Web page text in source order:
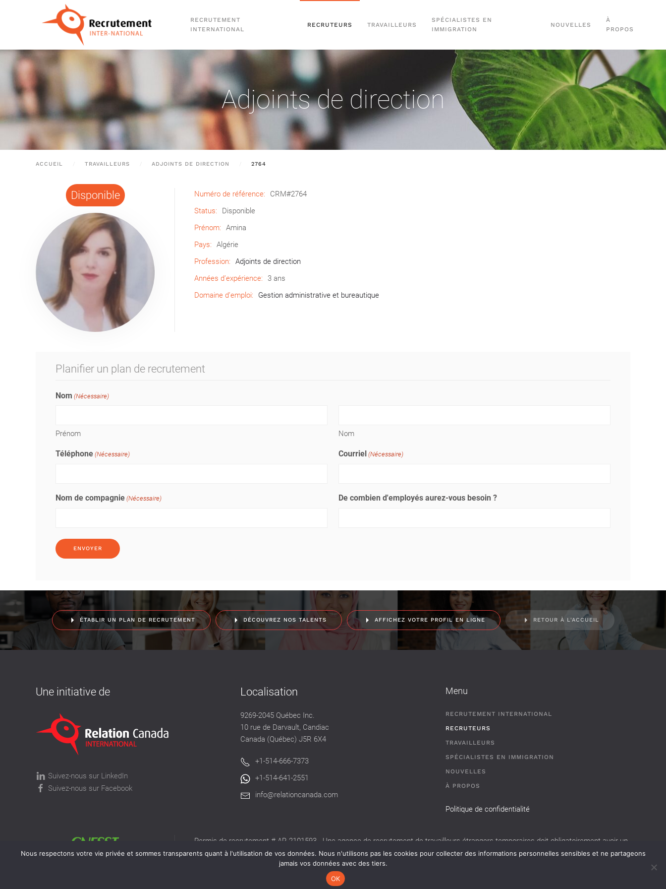
Passer au contenu principal
RECRUTEMENT
INTERNATIONAL
RECRUTEURS TRAVAILLEURS
SPÉCIALISTES EN
IMMIGRATION
NOUVELLES
À
PROPOS
Adjoints de direction
ACCUEIL TRAVAILLEURS ADJOINTS DE DIRECTION 2764
Disponible Numéro de référence:
CRM#2764
Status:
Disponible
Prénom:
Amina
Pays:
Algérie
Profession:
Adjoints de direction
Années d’expérience:
3 ans
Domaine d’emploi:
Gestion administrative et bureautique
Planifier un plan de recrutement
Nom (Nécessaire)
Prénom Nom
Téléphone (Nécessaire) Courriel (Nécessaire)
Nom de compagnie (Nécessaire) De combien d'employés aurez-vous besoin ?
ÉTABLIR UN PLAN DE RECRUTEMENT DÉCOUVREZ NOS TALENTS AFFICHEZ VOTRE PROFIL EN LIGNE RETOUR À L'ACCUEIL
Une initiative de
Suivez-nous sur LinkedIn
Suivez-nous sur Facebook
Localisation
9269-2045 Québec Inc.
10 rue de Darvault, Candiac
Canada (Québec) J5R 6X4
+1-514-666-7373
+1-514-641-2551
info@relationcanada.com
Menu
RECRUTEMENT INTERNATIONAL
RECRUTEURS
TRAVAILLEURS
SPÉCIALISTES EN IMMIGRATION
NOUVELLES
À PROPOS
Politique de confidentialité
Permis de recrutement # AR-2101593 - Une agence de recrutement de travailleurs étrangers temporaires doit obligatoirement avoir un
permis valide délivré par la CNESST pour exercer ses activités au Québec.
Nous respectons votre vie privée et sommes transparents quant à l'utilisation de vos données. Nous n'utilisons pas les cookies pour collecter des informations personnelles sensibles et ne partageons
jamais vos données avec des tiers.
OK